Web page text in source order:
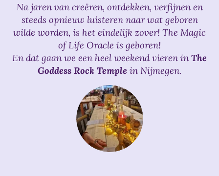
Na jaren van creëren, ontdekken, verfijnen en
steeds opnieuw luisteren naar wat geboren
wilde worden, is het eindelijk zover! The Magic
of Life Oracle is geboren!
En dat gaan we een heel weekend vieren in The
Goddess Rock Temple in Nijmegen.